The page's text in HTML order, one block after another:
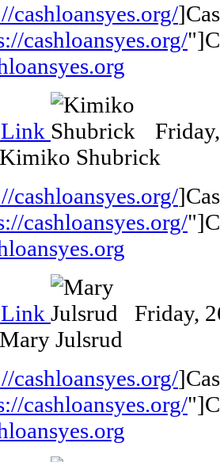
cashloansyes.org/
cashloansyes.org/
Shubrick
cashloansyes.org/
cashloansyes.org/
Friday,
Julsrud
cashloansyes.org/
cashloansyes.org/